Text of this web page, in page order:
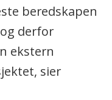
beredskapen
derfor
ekstern
sier